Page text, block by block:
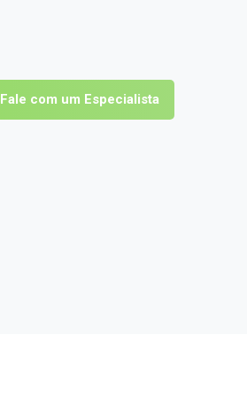
Fale com um Especialista